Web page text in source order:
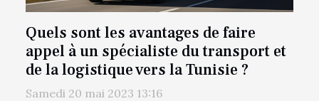
Quels sont les avantages de faire
appel à un spécialiste du transport et
de la logistique vers la Tunisie ?
Samedi 20 mai 2023 13:16